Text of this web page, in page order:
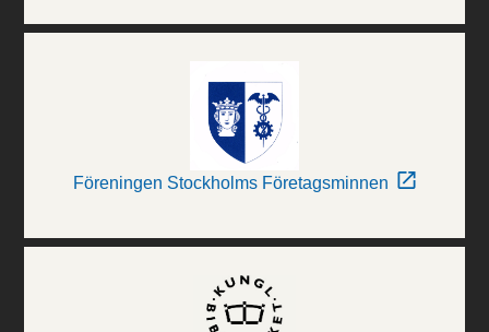
Föreningen Stockholms Företagsminnen